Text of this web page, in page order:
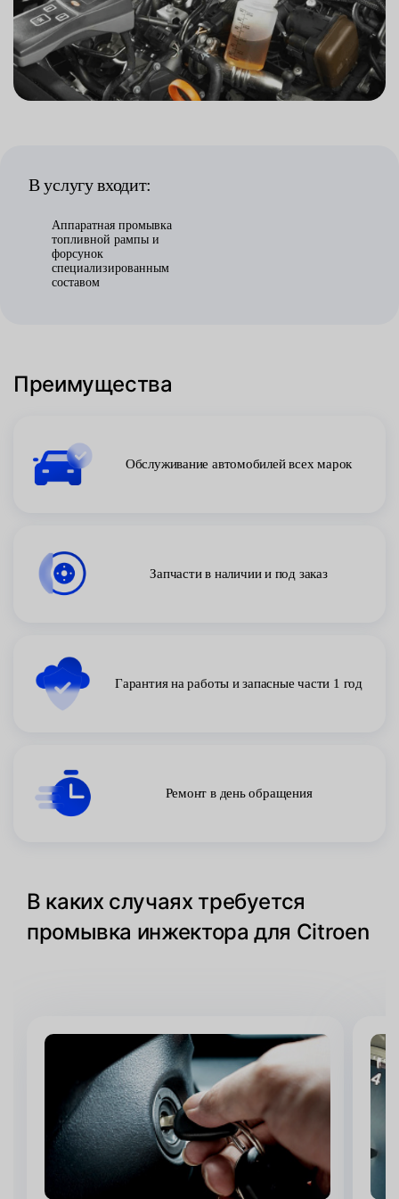
В услугу входит:
Аппаратная промывка
топливной рампы и
форсунок
специализированным
составом
Преимущества
Обслуживание автомобилей всех марок
Запчасти в наличии и под заказ
Гарантия на работы и запасные части 1 год
Ремонт в день обращения
В каких случаях требуется
промывка инжектора для Citroen